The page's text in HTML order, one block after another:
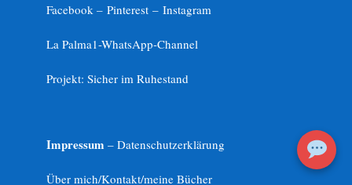
Facebook – Pinterest – Instagram
La Palma1-WhatsApp-Channel
Projekt: Sicher im Ruhestand
Impressum – Datenschutzerklärung
Über mich/Kontakt/meine Bücher